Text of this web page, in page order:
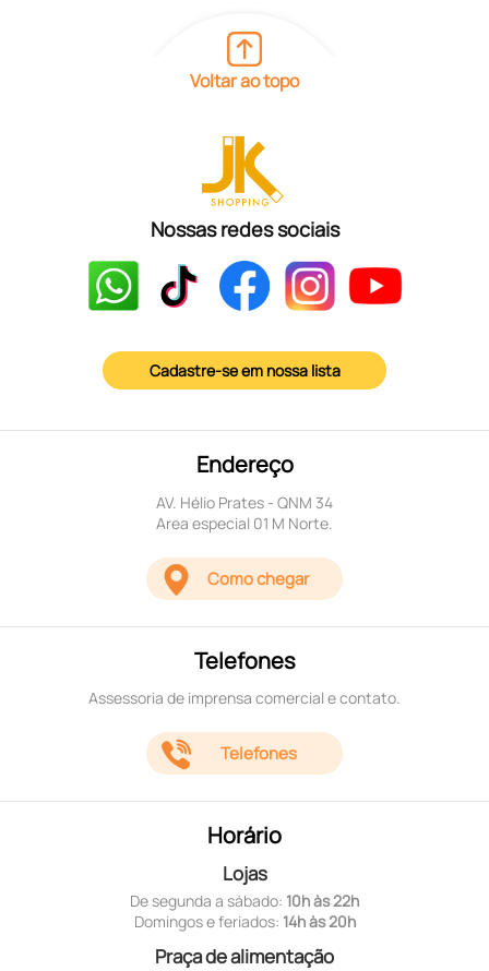
Voltar ao topo
Nossas redes sociais
Cadastre-se em nossa lista
Endereço
AV. Hélio Prates - QNM 34
Area especial 01 M Norte.
Como chegar
Telefones
Assessoria de imprensa comercial e contato.
Telefones
Horário
Lojas
De segunda a sábado: 10h às 22h
Domingos e feriados: 14h às 20h
Praça de alimentação